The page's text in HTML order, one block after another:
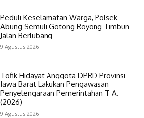
Peduli Keselamatan Warga, Polsek
Abung Semuli Gotong Royong Timbun
Jalan Berlubang
9 Agustus 2026
Tofik Hidayat Anggota DPRD Provinsi
Jawa Barat Lakukan Pengawasan
Penyelengaraan Pemerintahan T A.
(2026)
9 Agustus 2026